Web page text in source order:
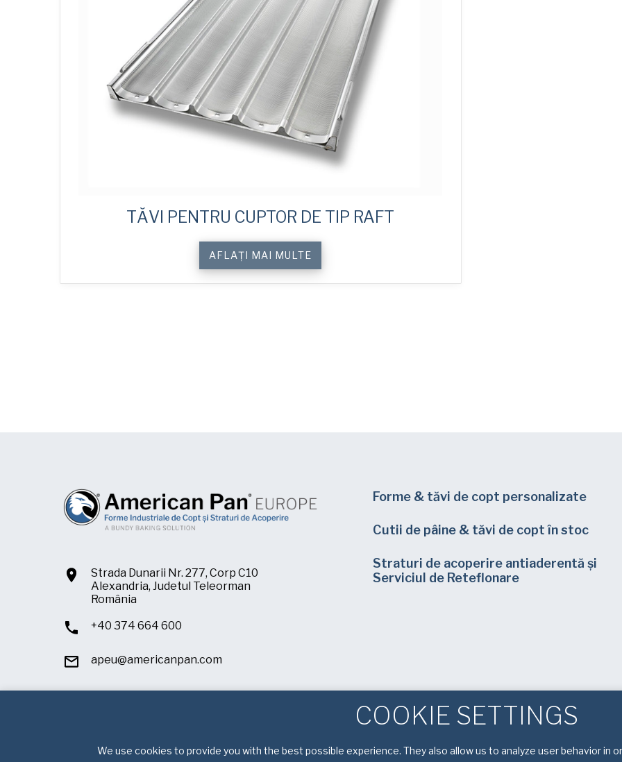
TĂVI PENTRU CUPTOR DE TIP RAFT
AFLAȚI MAI MULTE
Strada Dunarii Nr. 277, Corp C10
Alexandria, Judetul Teleorman
România
+40 374 664 600
apeu@americanpan.com
Forme & tăvi de copt personalizate
Cutii de pâine & tăvi de copt în stoc
Straturi de acoperire antiaderentă și
Serviciul de Reteflonare
COOKIE SETTINGS
We use cookies to provide you with the best possible experience. They also allow us to analyze user behavior in